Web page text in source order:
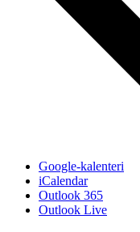
Google-kalenteri
iCalendar
Outlook 365
Outlook Live